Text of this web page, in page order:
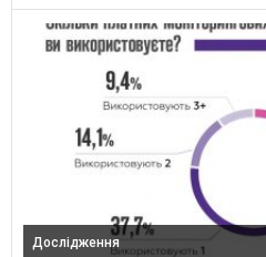
Дослідження